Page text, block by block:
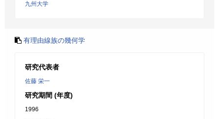
九州大学
有理由線族の幾何学
研究代表者
佐藤 栄一
研究期間 (年度)
1996